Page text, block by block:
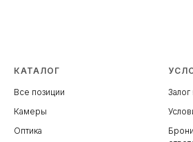
КАТАЛОГ
Все позиции
Камеры
Оптика
Залог